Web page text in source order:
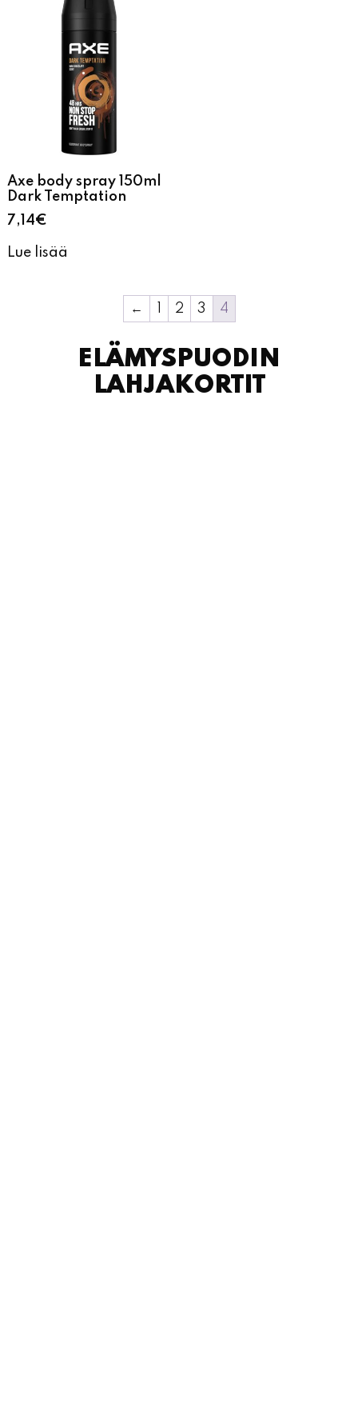
Axe body spray 150ml
Dark Temptation
7,14€
Lue lisää
← 2 3 4
ELÄMYSPUODIN
LAHJAKORTIT